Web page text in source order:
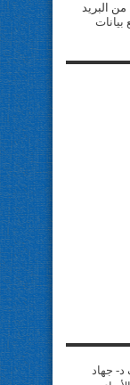
البريد
بيانات
د- جهاد